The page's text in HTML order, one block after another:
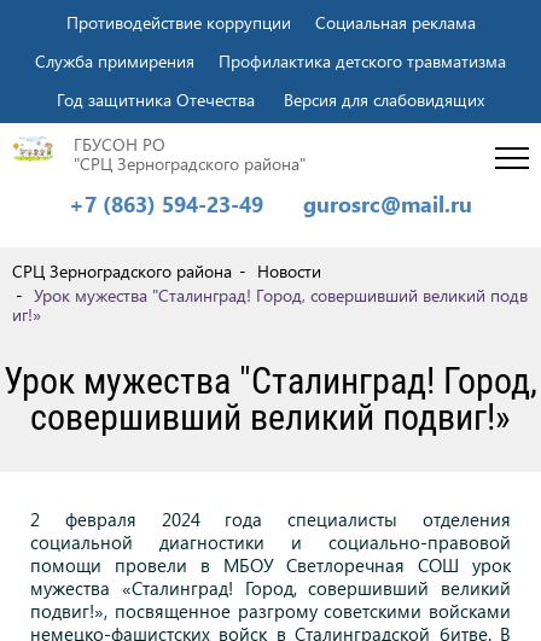
Противодействие коррупции
Социальная реклама
Служба примирения
Профилактика детского травматизма
Год защитника Отечества
Версия для слабовидящих
ГБУСОН РО
"СРЦ Зерноградского района"
+7 (863) 594-23-49 gurosrc@mail.ru
СРЦ Зерноградского района
Новости
Урок мужества "Сталинград! Город, совершивший великий подв
иг!»
Урок мужества "Сталинград! Город,
совершивший великий подвиг!»
2 февраля 2024 года специалисты
отделения
социальной
диагностики и
социально-правовой
помощи провели в МБОУ Светлоречная СОШ урок
мужества «Сталинград! Город, совершивший великий
подвиг!», посвященное разгрому советскими войсками
немецко-фашистских войск в Сталинградской битве. В